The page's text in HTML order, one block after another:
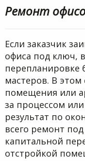
Ремонт
Если заказчик
офиса под ключ,
перепланировке
мастеров. В этом
помещения или
за процессом
результат по
всего ремонт
капитальной
отстройкой